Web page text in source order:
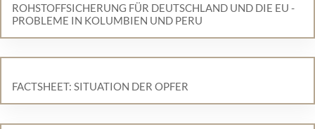
ROHSTOFFSICHERUNG FÜR DEUTSCHLAND UND DIE EU -
PROBLEME IN KOLUMBIEN UND PERU
FACTSHEET: SITUATION DER OPFER